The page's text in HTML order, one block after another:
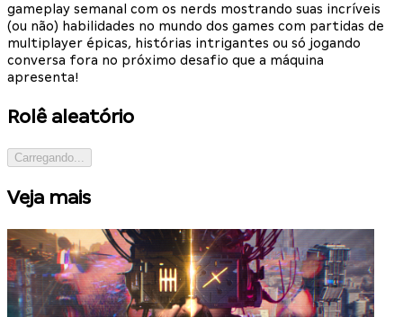
gameplay semanal com os nerds mostrando suas incríveis
(ou não) habilidades no mundo dos games com partidas de
multiplayer épicas, histórias intrigantes ou só jogando
conversa fora no próximo desafio que a máquina
apresenta!
Rolê aleatório
Carregando...
Veja mais